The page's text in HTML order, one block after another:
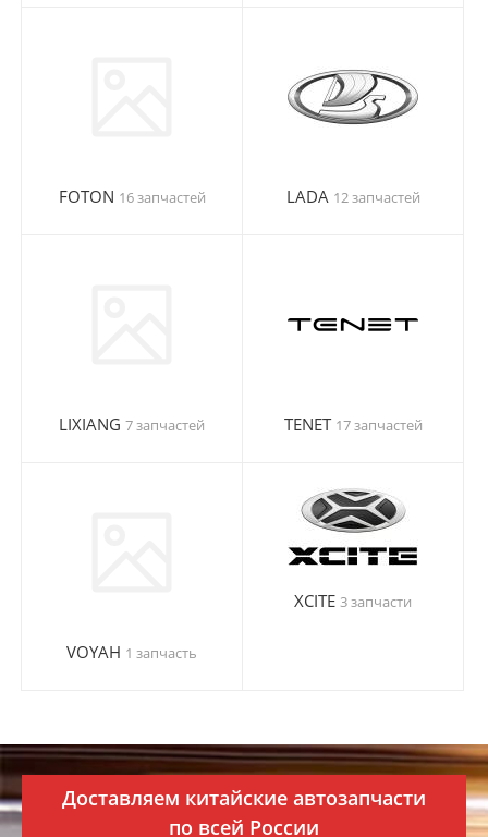
FOTON 16 запчастей LADA 12 запчастей
LIXIANG 7 запчастей TENET 17 запчастей
VOYAH 1 запчасть
XCITE 3 запчасти
Доставляем китайские автозапчаcти
по всей России